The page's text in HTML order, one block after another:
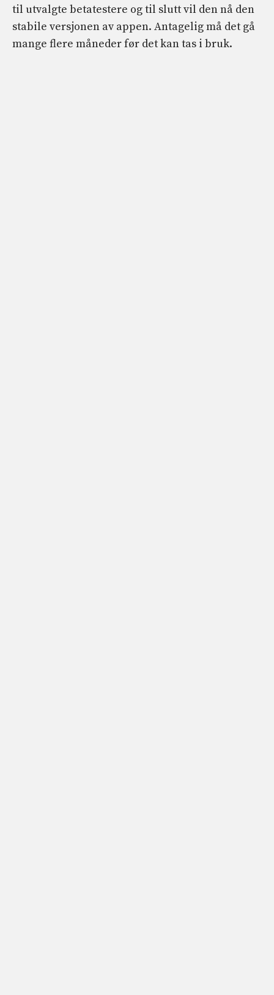
til utvalgte betatestere og til slutt vil den nå den
stabile versjonen av appen. Antagelig må det gå
mange flere måneder før det kan tas i bruk.